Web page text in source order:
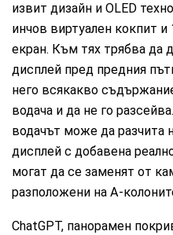
извит дизайн и OLED
инчов виртуален кокпит
екран. Към тях трябва да
дисплей пред предния
него всякакво
водача и да не го
водачът може да разчита
дисплей с добавена
могат да се заменят от
разположени на А-
ChatGPT, панорамен